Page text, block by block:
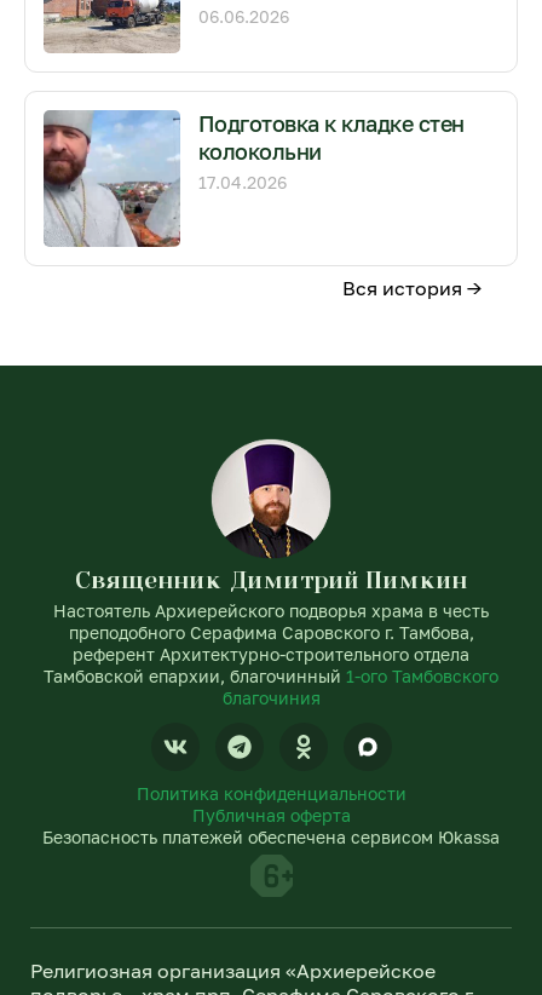
06.06.2026
Подготовка к кладке стен
колокольни
17.04.2026
Вся история →
Священник Димитрий Пимкин
Настоятель Архиерейского подворья храма в честь
преподобного Серафима Саровского г. Тамбова,
референт Архитектурно-строительного отдела
Тамбовской епархии, благочинный 1-ого Тамбовского
благочиния
V
k
T
e
e
g
m
O
d
o
k
s
i
Политика конфиденциальности
Публичная оферта
Безопасность платежей обеспечена сервисом Юkassa
Религиозная организация «Архиерейское